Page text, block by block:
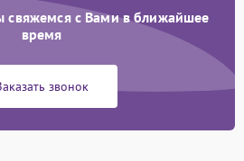
свяжемся с Вами в ближайшее
время
звонок